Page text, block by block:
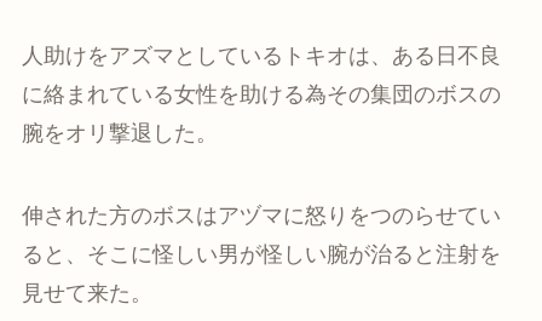
人助けをアズマとしているトキオは、ある日不良
に絡まれている女性を助ける為その集団のボスの
腕をオリ撃退した。
伸された方のボスはアヅマに怒りをつのらせてい
ると、そこに怪しい男が怪しい腕が治ると注射を
見せて来た。